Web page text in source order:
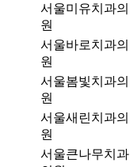
서울미유치과의
원
서울바로치과의
원
서울봄빛치과의
원
서울새린치과의
원
서울큰나무치과